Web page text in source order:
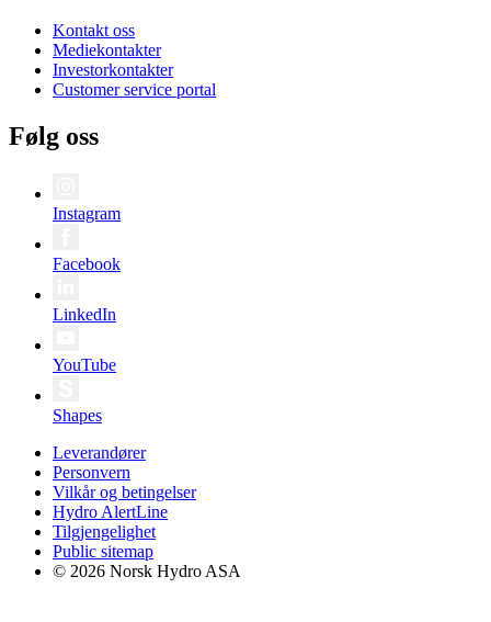
Kontakt oss
Mediekontakter
Investorkontakter
Customer service portal
Følg oss
Instagram
Facebook
LinkedIn
YouTube
Shapes
Leverandører
Personvern
Vilkår og betingelser
Hydro AlertLine
Tilgjengelighet
Public sitemap
© 2026 Norsk Hydro ASA